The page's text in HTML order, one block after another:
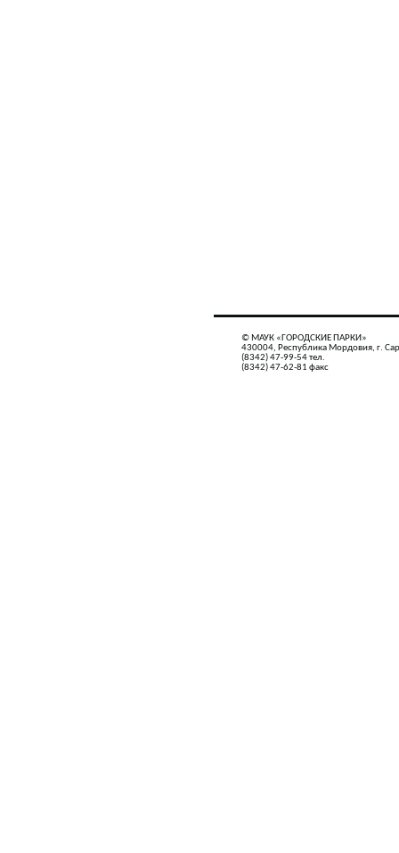
© МАУК «ГОРОДСКИЕ ПАРКИ»
430004, Республика Мордовия, г.
(8342) 47-99-54 тел.
(8342) 47-62-81 факс